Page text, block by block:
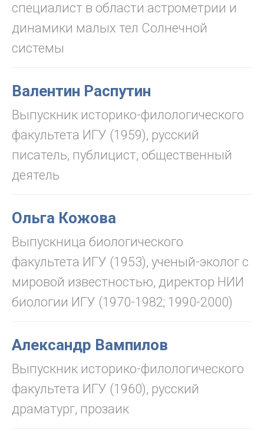
специалист в области астрометрии и
динамики малых тел Солнечной
системы
Валентин Распутин
Выпускник историко-филологического
факультета ИГУ (1959), русский
писатель, публицист, общественный
деятель
Ольга Кожова
Выпускница биологического
факультета ИГУ (1953), ученый-эколог с
мировой известностью, директор НИИ
биологии ИГУ (1970-1982; 1990-2000)
Александр Вампилов
Выпускник историко-филологического
факультета ИГУ (1960), русский
драматург, прозаик